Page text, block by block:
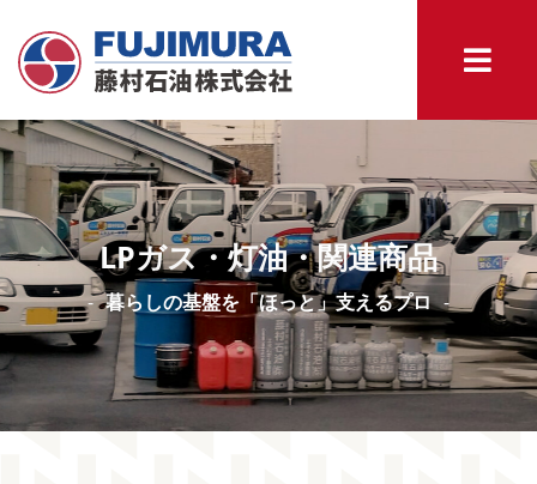
LPガス・灯油・関連商品
暮らしの基盤を「ほっと」支えるプロ